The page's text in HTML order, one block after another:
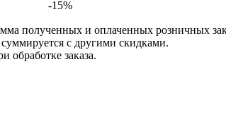
-15%
полученных и оплаченных розничных
с другими скидками.
обработке заказа.